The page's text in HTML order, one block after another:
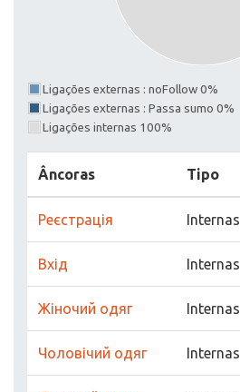
Ligações externas : noFollow 0%
Ligações externas : Passa sumo 0%
Ligações internas 100%
Âncoras Tipo
Реєстрація Internas
Вхід Internas
Жіночий одяг Internas
Чоловічий одяг Internas